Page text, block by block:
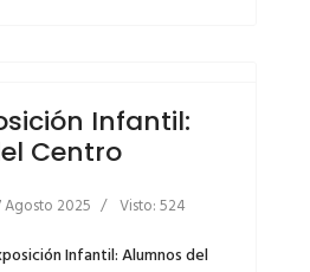
Infantil:
Centro
Agosto 2025 Visto: 524
Infantil: Alumnos del